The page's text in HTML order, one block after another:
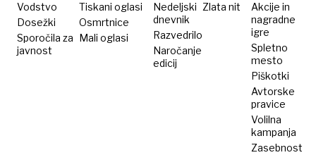
Vodstvo
Dosežki
Sporočila za
javnost
Tiskani oglasi
Osmrtnice
Mali oglasi
Nedeljski
dnevnik
Razvedrilo
Naročanje
edicij
Zlata nit
Akcije in
nagradne
igre
Spletno
mesto
Piškotki
Avtorske
pravice
Volilna
kampanja
Zasebnost